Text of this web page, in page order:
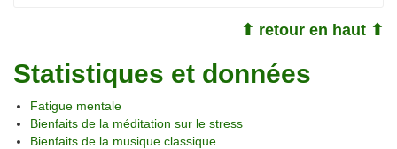
⬆ retour en haut ⬆
Statistiques et données
Fatigue mentale
Bienfaits de la méditation sur le stress
Bienfaits de la musique classique